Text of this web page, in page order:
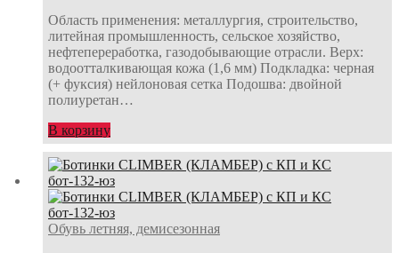
Область применения: металлургия, строительство,
литейная промышленность, сельское хозяйство,
нефтепереработка, газодобывающие отрасли. Верх:
водоотталкивающая кожа (1,6 мм) Подкладка: черная
(+ фуксия) нейлоновая сетка Подошва: двойной
полиуретан…
В корзину
Обувь летняя, демисезонная